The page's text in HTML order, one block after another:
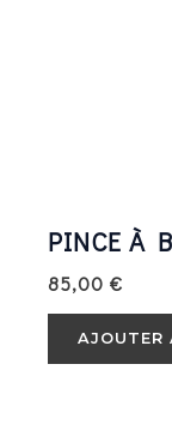
PINCE À
85,00 €
AJOUTER